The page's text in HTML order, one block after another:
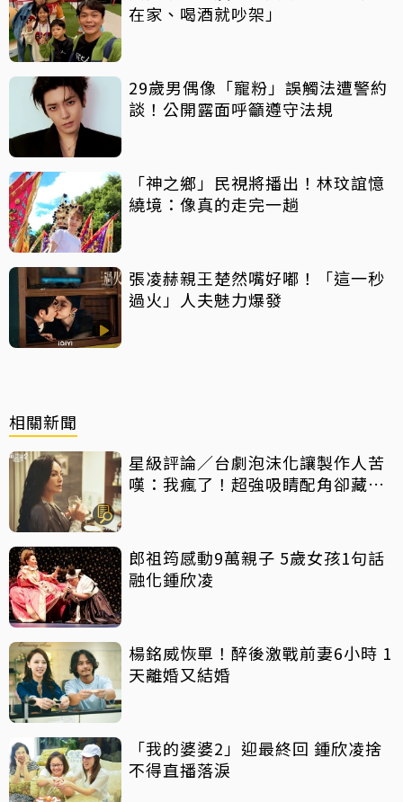
在家、喝酒就吵架」
29歲男偶像「寵粉」誤觸法遭警約
談！公開露面呼籲遵守法規
「神之鄉」民視將播出！林玟誼憶
繞境：像真的走完一趟
張凌赫親王楚然嘴好嘟！「這一秒
過火」人夫魅力爆發
相關新聞
星級評論／台劇泡沫化讓製作人苦
嘆：我瘋了！超強吸睛配角卻藏隱
郎祖筠感動9萬親子 5歲女孩1句話
融化鍾欣凌
楊銘威恢單！醉後激戰前妻6小時 1
天離婚又結婚
「我的婆婆2」迎最終回 鍾欣凌捨
不得直播落淚